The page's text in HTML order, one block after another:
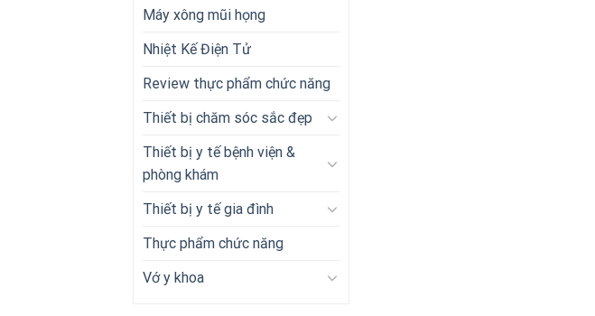
Máy xông mũi họng
Nhiệt Kế Điện Tử
Review thực phẩm chức năng
Thiết bị chăm sóc sắc đẹp
Thiết bị y tế bệnh viện &
phòng khám
Thiết bị y tế gia đình
Thực phẩm chức năng
Vớ y khoa